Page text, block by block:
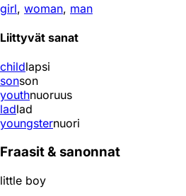
girl, woman, man
Liittyvät sanat
childlapsi
sonson
youthnuoruus
ladlad
youngsternuori
Fraasit & sanonnat
little boy